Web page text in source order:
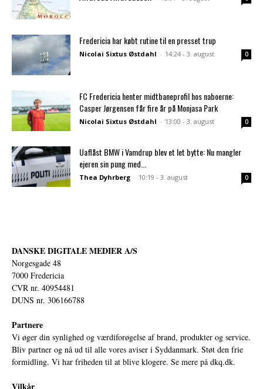
Fredericia har købt rutine til en presset trup
Nicolai Sixtus Østdahl - 14:24 - 3. august 0
FC Fredericia henter midtbaneprofil hos naboerne:
Casper Jørgensen får fire år på Monjasa Park
Nicolai Sixtus Østdahl - 13:00 - 3. august 0
Uaflåst BMW i Vamdrup blev et let bytte: Nu mangler
ejeren sin pung med...
Thea Dyhrberg - 10:19 - 3. august 0
DANSKE DIGITALE MEDIER A/S
Norgesgade 48
7000 Fredericia
CVR nr. 40954481
DUNS nr. 306166788
Partnere
Vi øger din synlighed og værdiforøgelse af brand, produkter og service.
Bliv partner og nå ud til alle vores aviser i Syddanmark. Støt den frie
formidling. Vi har friheden til at blive klogere. Se mere på dkq.dk.
Vilkår